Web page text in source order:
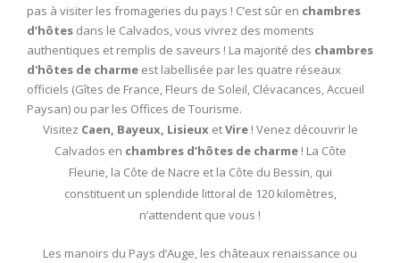
pas à visiter les fromageries du pays ! C’est sûr en chambres
d’hôtes dans le Calvados, vous vivrez des moments
authentiques et remplis de saveurs ! La majorité des chambres
d'hôtes de charme est labellisée par les quatre réseaux
officiels (Gîtes de France, Fleurs de Soleil, Clévacances, Accueil
Paysan) ou par les Offices de Tourisme.
Visitez Caen, Bayeux, Lisieux etVire! Venez découvrir le
Calvados en chambres d’hôtes de charme! La Côte
Fleurie, la Côte de Nacre et la Côte du Bessin, qui
constituent un splendide littoral de 120 kilomètres,
n’attendent que vous !
Les manoirs du Pays d’Auge, les châteaux renaissance ou